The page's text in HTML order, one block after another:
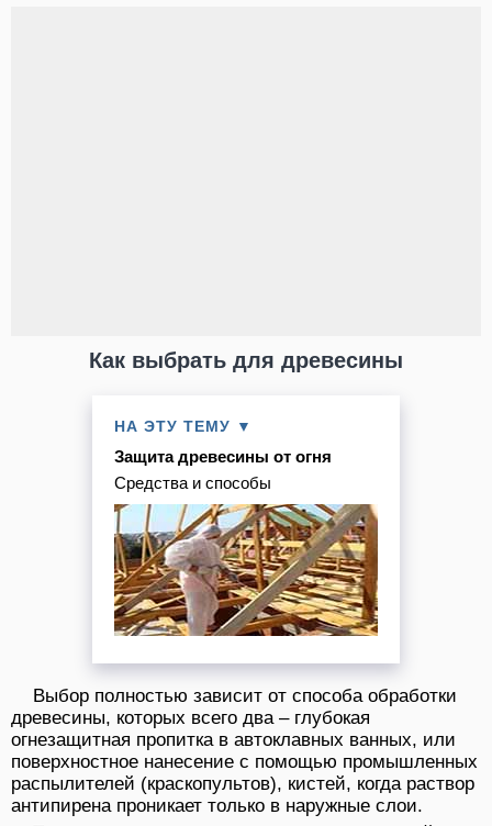
Как выбрать для древесины
НА ЭТУ ТЕМУ ▼
Защита древесины от огня
Средства и способы
Выбор полностью зависит от способа обработки
древесины, которых всего два – глубокая
огнезащитная пропитка в автоклавных ванных, или
поверхностное нанесение с помощью промышленных
распылителей (краскопультов), кистей, когда раствор
антипирена проникает только в наружные слои.